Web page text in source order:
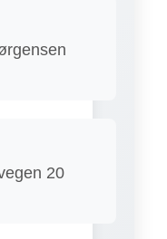
20